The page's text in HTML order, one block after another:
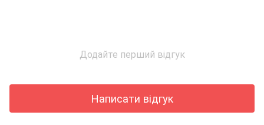
Додайте перший відгук
Написати відгук